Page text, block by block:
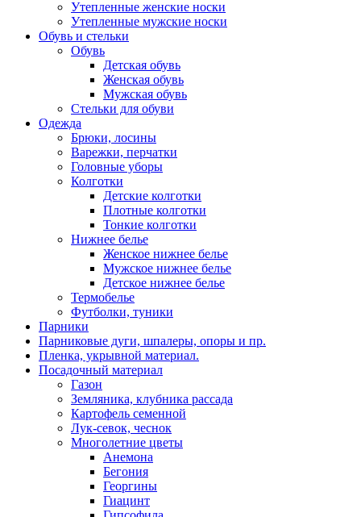
Утепленные женские носки
Утепленные мужские носки
Обувь и стельки
Обувь
Детская обувь
Женская обувь
Мужская обувь
Стельки для обуви
Одежда
Брюки, лосины
Варежки, перчатки
Головные уборы
Колготки
Детские колготки
Плотные колготки
Тонкие колготки
Нижнее белье
Женское нижнее белье
Мужское нижнее белье
Детское нижнее белье
Термобелье
Футболки, туники
Парники
Парниковые дуги, шпалеры, опоры и пр.
Пленка, укрывной материал.
Посадочный материал
Газон
Земляника, клубника рассада
Картофель семенной
Лук-севок, чеснок
Многолетние цветы
Анемона
Бегония
Георгины
Гиацинт